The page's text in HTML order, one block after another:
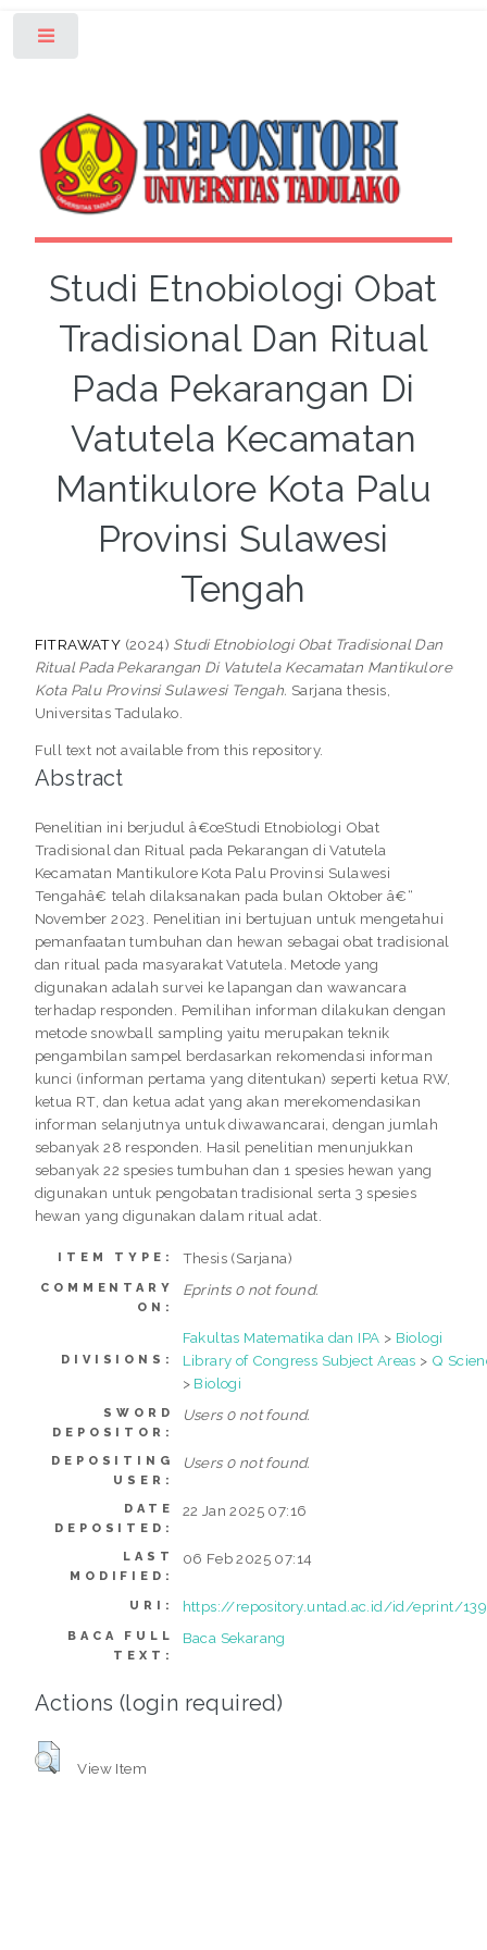
Studi Etnobiologi Obat
Tradisional Dan Ritual
Pada Pekarangan Di
Vatutela Kecamatan
Mantikulore Kota Palu
Provinsi Sulawesi
Tengah
FITRAWATY (2024) Studi Etnobiologi Obat Tradisional Dan
Ritual Pada Pekarangan Di Vatutela Kecamatan Mantikulore
Kota Palu Provinsi Sulawesi Tengah. Sarjana thesis,
Universitas Tadulako.
Full text not available from this repository.
Abstract
Penelitian ini berjudul â€œStudi Etnobiologi Obat
Tradisional dan Ritual pada Pekarangan di Vatutela
Kecamatan Mantikulore Kota Palu Provinsi Sulawesi
Tengahâ€ telah dilaksanakan pada bulan Oktober â€“
November 2023. Penelitian ini bertujuan untuk mengetahui
pemanfaatan tumbuhan dan hewan sebagai obat tradisional
dan ritual pada masyarakat Vatutela. Metode yang
digunakan adalah survei ke lapangan dan wawancara
terhadap responden. Pemilihan informan dilakukan dengan
metode snowball sampling yaitu merupakan teknik
pengambilan sampel berdasarkan rekomendasi informan
kunci (informan pertama yang ditentukan) seperti ketua RW,
ketua RT, dan ketua adat yang akan merekomendasikan
informan selanjutnya untuk diwawancarai, dengan jumlah
sebanyak 28 responden. Hasil penelitian menunjukkan
sebanyak 22 spesies tumbuhan dan 1 spesies hewan yang
digunakan untuk pengobatan tradisional serta 3 spesies
hewan yang digunakan dalam ritual adat.
ITEM TYPE: Thesis (Sarjana)
COMMENTARY
ON:
Eprints 0 not found.
DIVISIONS:
Fakultas Matematika dan IPA > Biologi
Library of Congress Subject Areas > Q
> Biologi
SWORD
DEPOSITOR:
Users 0 not found.
DEPOSITING
USER:
Users 0 not found.
DATE
DEPOSITED:
22 Jan 2025 07:16
LAST
MODIFIED:
06 Feb 2025 07:14
URI: https://repository.untad.ac.id/id/eprint/
BACA FULL
TEXT:
Baca Sekarang
Actions (login required)
View Item